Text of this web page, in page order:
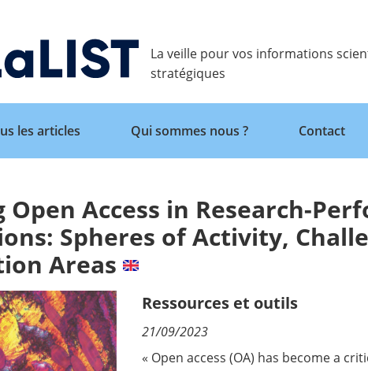
La veille pour vos informations
stratégiques
Retour
les articles Qui sommes nous ? Contact
Access in Research-
Spheres of Activity,
Areas
Ressources et outils
21/09/2023
« Open access (OA) has become a